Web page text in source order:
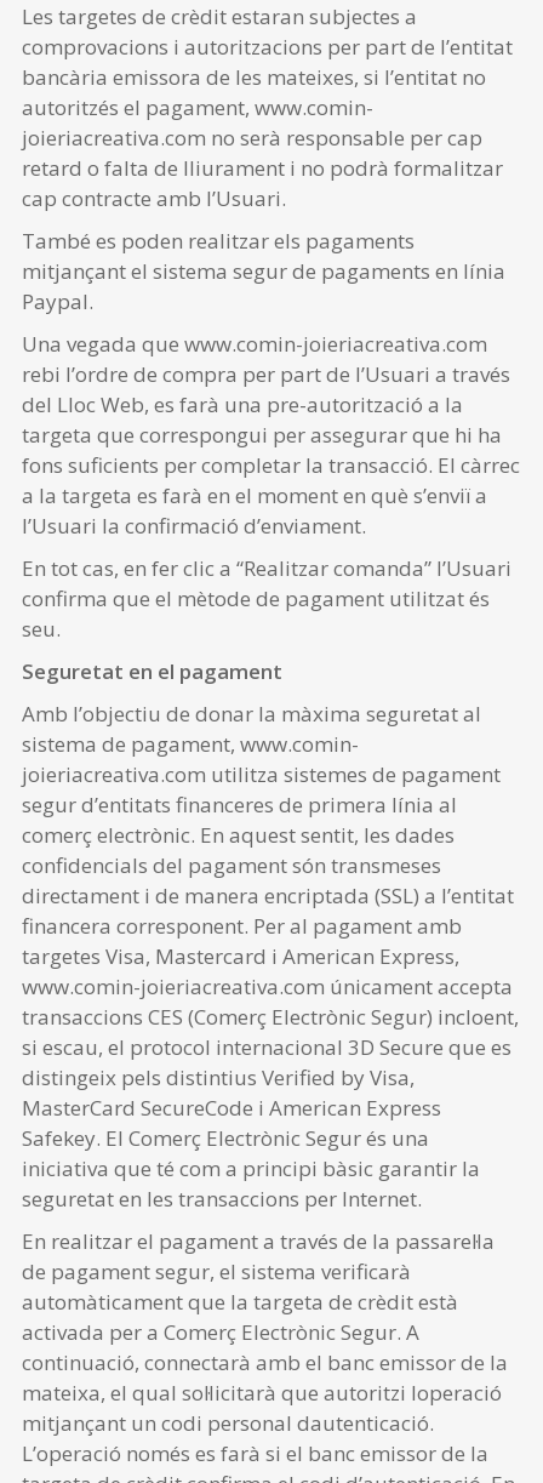
Les targetes de crèdit estaran subjectes a
comprovacions i autoritzacions per part de l’entitat
bancària emissora de les mateixes, si l’entitat no
autoritzés el pagament, www.comin-
joieriacreativa.com no serà responsable per cap
retard o falta de lliurament i no podrà formalitzar
cap contracte amb l’Usuari.
També es poden realitzar els pagaments
mitjançant el sistema segur de pagaments en línia
Paypal.
Una vegada que www.comin-joieriacreativa.com
rebi l’ordre de compra per part de l’Usuari a través
del Lloc Web, es farà una pre-autorització a la
targeta que correspongui per assegurar que hi ha
fons suficients per completar la transacció. El càrrec
a la targeta es farà en el moment en què s’enviï a
l’Usuari la confirmació d’enviament.
En tot cas, en fer clic a “Realitzar comanda” l’Usuari
confirma que el mètode de pagament utilitzat és
seu.
Seguretat en el pagament
Amb l’objectiu de donar la màxima seguretat al
sistema de pagament, www.comin-
joieriacreativa.com utilitza sistemes de pagament
segur d’entitats financeres de primera línia al
comerç electrònic. En aquest sentit, les dades
confidencials del pagament són transmeses
directament i de manera encriptada (SSL) a l’entitat
financera corresponent. Per al pagament amb
targetes Visa, Mastercard i American Express,
www.comin-joieriacreativa.com únicament accepta
transaccions CES (Comerç Electrònic Segur) incloent,
si escau, el protocol internacional 3D Secure que es
distingeix pels distintius Verified by Visa,
MasterCard SecureCode i American Express
Safekey. El Comerç Electrònic Segur és una
iniciativa que té com a principi bàsic garantir la
seguretat en les transaccions per Internet.
En realitzar el pagament a través de la passarel·la
de pagament segur, el sistema verificarà
automàticament que la targeta de crèdit està
activada per a Comerç Electrònic Segur. A
continuació, connectarà amb el banc emissor de la
mateixa, el qual sol·licitarà que autoritzi loperació
mitjançant un codi personal dautenticació.
L’operació només es farà si el banc emissor de la